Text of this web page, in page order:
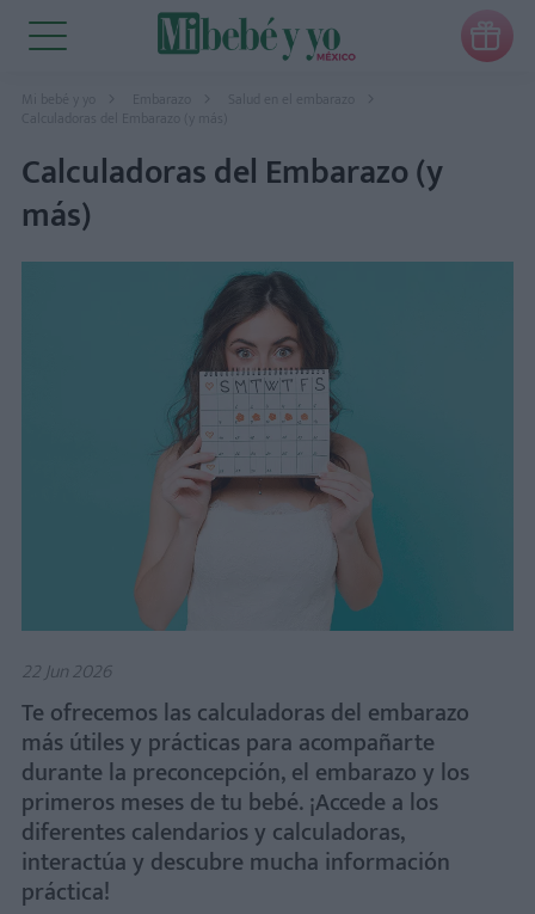

Mi bebé y yo Embarazo
Calculadoras del Embarazo (y más)
Calculadoras del Embarazo (y
más)
22 Jun 2026
Te ofrecemos las calculadoras del embarazo
más útiles y prácticas para acompañarte
durante la preconcepción, el embarazo y los
primeros meses de tu bebé. ¡Accede a los
diferentes calendarios y calculadoras,
interactúa y descubre mucha información
práctica!